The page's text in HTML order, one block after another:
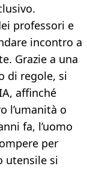
professori e
incontro a
Grazie a una
di regole, si
affinché
l’umanità o
fa, l’uomo
per
utensile si